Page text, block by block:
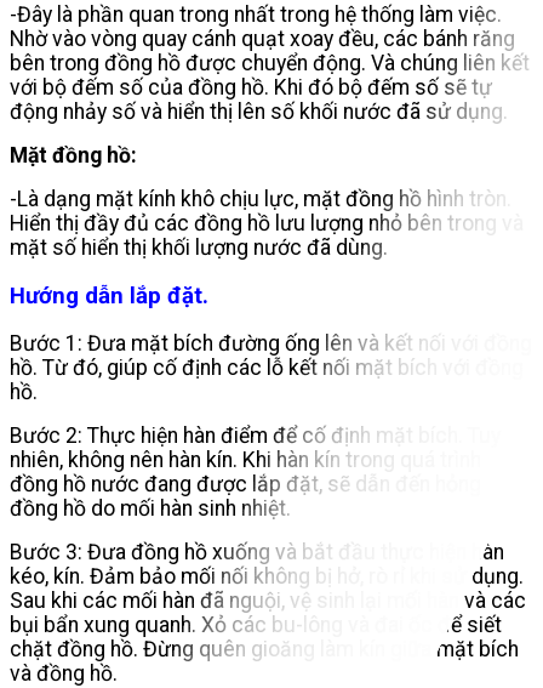
-Đây là phần quan trong nhất trong hệ thống làm việc.
Nhờ vào vòng quay cánh quạt xoay đều, các bánh răng
bên trong đồng hồ được chuyển động. Và chúng liên kết
với bộ đếm số của đồng hồ. Khi đó bộ đếm số sẽ tự
động nhảy số và hiển thị lên số khối nước đã sử dụng.
Mặt đồng hồ:
-Là dạng mặt kính khô chịu lực, mặt đồng hồ hình tròn.
Hiển thị đầy đủ các đồng hồ lưu lượng nhỏ bên trong và
mặt số hiển thị khối lượng nước đã dùng.
Hướng dẫn lắp đặt.
Bước 1: Đưa mặt bích đường ống lên và kết nối với đồng
hồ. Từ đó, giúp cố định các lỗ kết nối mặt bích với đồng
hồ.
Bước 2: Thực hiện hàn điểm để cố định mặt bích. Tuy
nhiên, không nên hàn kín. Khi hàn kín trong quá trình
đồng hồ nước đang được lắp đặt, sẽ dẫn đến hỏng
đồng hồ do mối hàn sinh nhiệt.
Bước 3: Đưa đồng hồ xuống và bắt đầu thực hiện hàn
kéo, kín. Đảm bảo mối nối không bị hở, rò rỉ khi sử dụng.
Sau khi các mối hàn đã nguội, vệ sinh lại mối hàn và các
bụi bẩn xung quanh. Xỏ các bu-lông và đai ốc để siết
chặt đồng hồ. Đừng quên gioăng làm kín giữa mặt bích
và đồng hồ.